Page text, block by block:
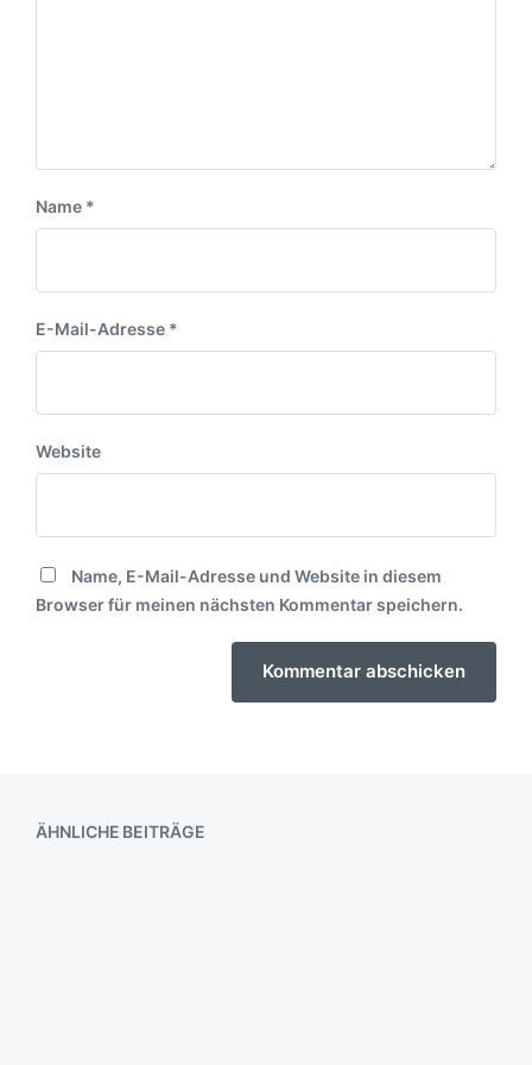
Name *
E-Mail-Adresse *
Website
Name, E-Mail-Adresse und Website in diesem
Browser für meinen nächsten Kommentar speichern.
ÄHNLICHE BEITRÄGE